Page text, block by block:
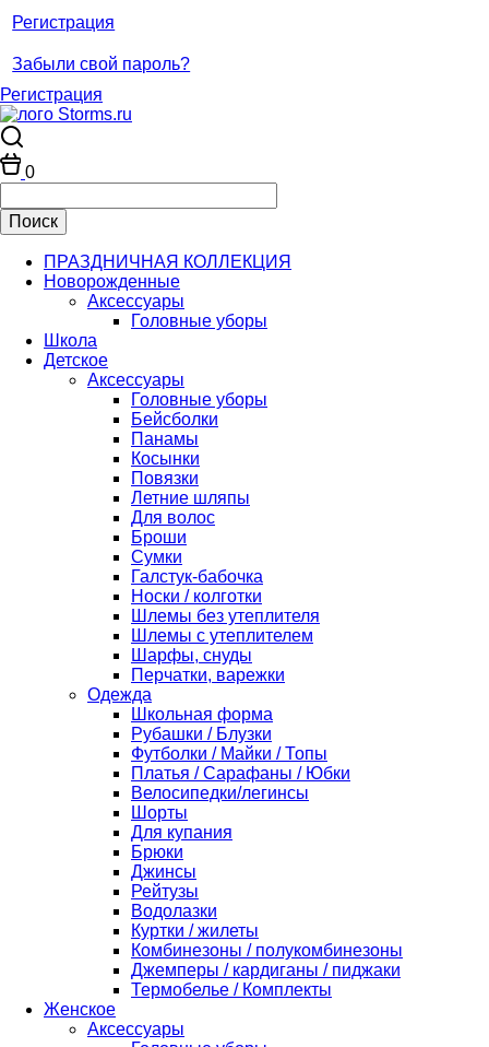
Регистрация
Забыли свой пароль?
Регистрация
0
ПРАЗДНИЧНАЯ КОЛЛЕКЦИЯ
Новорожденные
Аксессуары
Головные уборы
Школа
Детское
Аксессуары
Головные уборы
Бейсболки
Панамы
Косынки
Повязки
Летние шляпы
Для волос
Броши
Сумки
Галстук-бабочка
Носки / колготки
Шлемы без утеплителя
Шлемы с утеплителем
Шарфы, снуды
Перчатки, варежки
Одежда
Школьная форма
Рубашки / Блузки
Футболки / Майки / Топы
Платья / Сарафаны / Юбки
Велосипедки/легинсы
Шорты
Для купания
Брюки
Джинсы
Рейтузы
Водолазки
Куртки / жилеты
Комбинезоны / полукомбинезоны
Джемперы / кардиганы / пиджаки
Термобелье / Комплекты
Женское
Аксессуары